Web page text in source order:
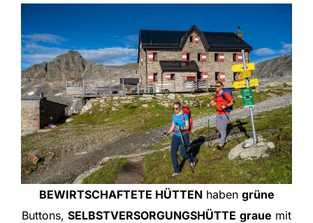
BEWIRTSCHAFTETE HÜTTENhaben grüne
Buttons, SELBSTVERSORGUNGSHÜTTE graue mit